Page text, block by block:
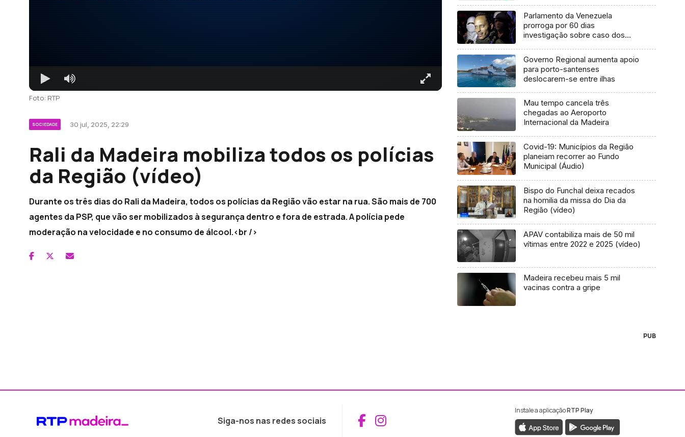
Foto: RTP
SOCIEDADE 30 jul, 2025, 22:29
Rali da Madeira mobiliza todos os polícias
da Região (vídeo)
Durante os três dias do Rali da Madeira, todos os polícias da Região vão estar na rua. São mais de 700
agentes da PSP, que vão ser mobilizados à segurança dentro e fora de estrada. A polícia pede
moderação na velocidade e no consumo de álcool.<br />
Parlamento da Venezuela
prorroga por 60 dias
investigação sobre caso dos
Governo Regional aumenta apoio
para porto-santenses
deslocarem-se entre ilhas
Mau tempo cancela três
chegadas ao Aeroporto
Internacional da Madeira
Covid-19: Municípios da Região
planeiam recorrer ao Fundo
Municipal (Áudio)
Bispo do Funchal deixa recados
na homilia da missa do Dia da
Região (vídeo)
APAV contabiliza mais de 50 mil
vítimas entre 2022 e 2025 (vídeo)
Madeira recebeu mais 5 mil
vacinas contra a gripe
PUB
Siga-nos nas redes sociais Aceder ao Facebook da RTP Madeira
Aceder ao Instagram da RTP Madeira
Instale a aplicaçãoRTP Play